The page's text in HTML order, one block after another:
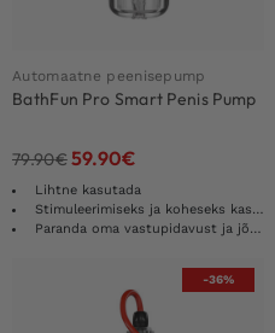
Automaatne peenisepump
BathFun Pro Smart Penis Pump
79.90€59.90€
Lihtne kasutada
Stimuleerimiseks ja koheseks kasvuks
Paranda oma vastupidavust ja jõudlust
-36%